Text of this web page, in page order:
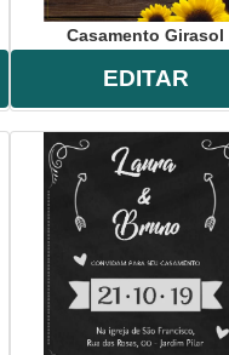
Casamento Girasol
EDITAR